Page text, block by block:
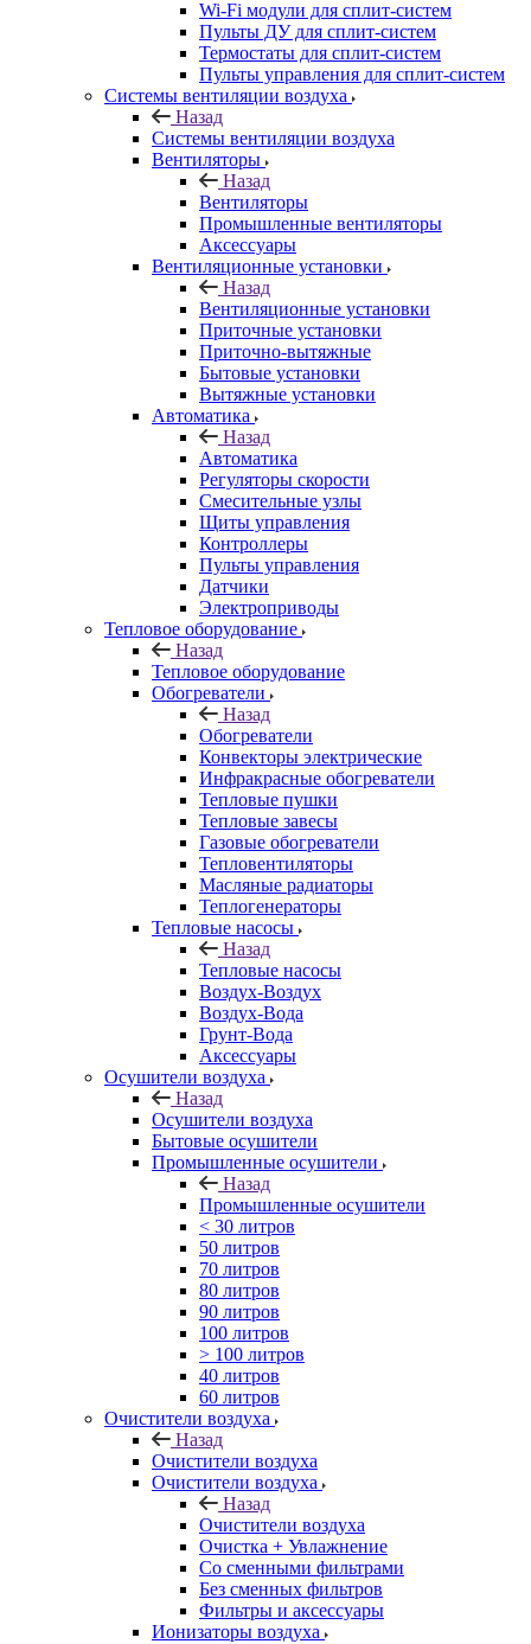
Wi-Fi модули для сплит-систем
Пульты ДУ для сплит-систем
Термостаты для сплит-систем
Пульты управления для сплит-систем
Системы вентиляции воздуха
Назад
Системы вентиляции воздуха
Вентиляторы
Назад
Вентиляторы
Промышленные вентиляторы
Аксессуары
Вентиляционные установки
Назад
Вентиляционные установки
Приточные установки
Приточно-вытяжные
Бытовые установки
Вытяжные установки
Автоматика
Назад
Автоматика
Регуляторы скорости
Смесительные узлы
Щиты управления
Контроллеры
Пульты управления
Датчики
Электроприводы
Тепловое оборудование
Назад
Тепловое оборудование
Обогреватели
Назад
Обогреватели
Конвекторы электрические
Инфракрасные обогреватели
Тепловые пушки
Тепловые завесы
Газовые обогреватели
Тепловентиляторы
Масляные радиаторы
Теплогенераторы
Тепловые насосы
Назад
Тепловые насосы
Воздух-Воздух
Воздух-Вода
Грунт-Вода
Аксессуары
Осушители воздуха
Назад
Осушители воздуха
Бытовые осушители
Промышленные осушители
Назад
Промышленные осушители
< 30 литров
50 литров
70 литров
80 литров
90 литров
100 литров
> 100 литров
40 литров
60 литров
Очистители воздуха
Назад
Очистители воздуха
Очистители воздуха
Назад
Очистители воздуха
Очистка + Увлажнение
Cо сменными фильтрами
Без сменных фильтров
Фильтры и аксессуары
Ионизаторы воздуха